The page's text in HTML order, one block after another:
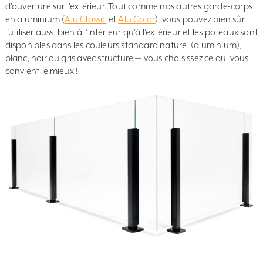
d’ouverture sur l’extérieur. Tout comme nos autres garde-corps
en aluminium (Alu Classic etAlu Color), vous pouvez bien sûr
l’utiliser aussi bien à l’intérieur qu’à l’extérieur et les poteaux sont
disponibles dans les couleurs standard naturel (aluminium),
blanc, noir ou gris avec structure — vous choisissez ce qui vous
convient le mieux !